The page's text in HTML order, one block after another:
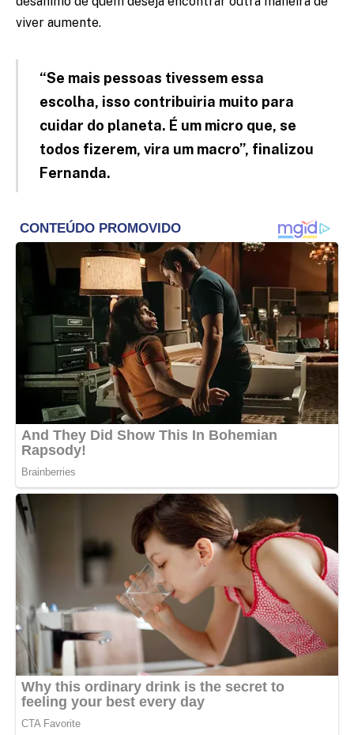
viver aumente.
“Se mais pessoas tivessem essa
escolha, isso contribuiria muito para
cuidar do planeta. É um micro que, se
todos fizerem, vira um macro”, finalizou
Fernanda.